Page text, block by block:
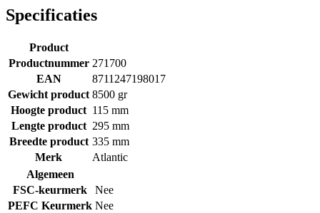
Specificaties
Product
Productnummer 271700
EAN
8711247198017
Gewicht product 8500 gr
Hoogte product 115 mm
Lengte product 295 mm
Breedte product 335 mm
Merk
Atlantic
Algemeen
FSC-keurmerk
Nee
PEFC Keurmerk Nee